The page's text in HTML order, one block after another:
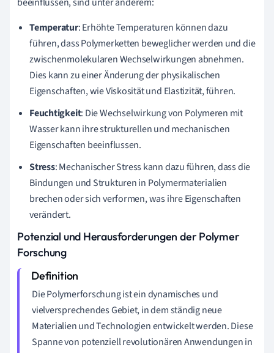
Temperatur: Erhöhte Temperaturen können dazu
führen, dass Polymerketten beweglicher werden und die
zwischenmolekularen Wechselwirkungen abnehmen.
Dies kann zu einer Änderung der physikalischen
Eigenschaften, wie Viskosität und Elastizität, führen.
Feuchtigkeit: Die Wechselwirkung von Polymeren mit
Wasser kann ihre strukturellen und mechanischen
Eigenschaften beeinflussen.
Stress: Mechanischer Stress kann dazu führen, dass die
Bindungen und Strukturen in Polymermaterialien
brechen oder sich verformen, was ihre Eigenschaften
verändert.
Potenzial und Herausforderungen der Polymer
Forschung
Die Polymerforschung ist ein dynamisches und
vielversprechendes Gebiet, in dem ständig neue
Materialien und Technologien entwickelt werden. Diese
Spanne von potenziell revolutionären Anwendungen in